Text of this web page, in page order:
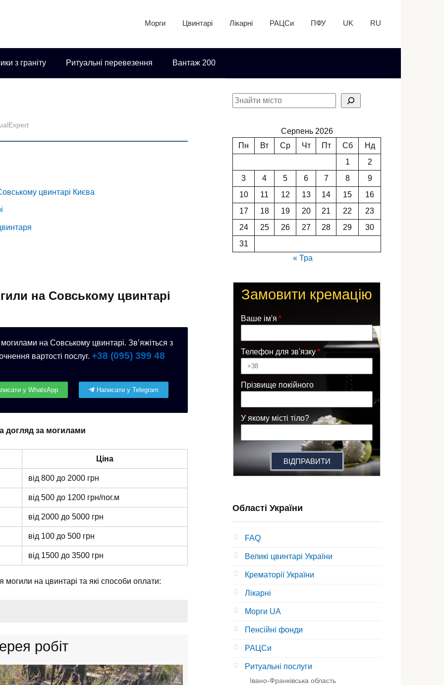
Морги Цвинтарі Лікарні РАЦСи ПФУ UK RU
з граніту Ритуальні перевезення Вантаж 200
цвинтарі Києва
на Совському цвинтарі
на Совському цвинтарі. Зв’яжіться з
вартості послуг. +38 (095) 399 48
у WhatsApp Написати у Telegram
догляд за могилами
Ціна
від 800 до 2000 грн
від 500 до 1200 грн/пог.м
від 2000 до 5000 грн
від 100 до 500 грн
від 1500 до 3500 грн
на цвинтарі та які способи оплати:
Moneygram або Ria;
робіт
Серпень 2026
Пн
Вт Ср Чт Пт Сб
Нд
1
2
3
4 5 6 7 8
9
10
11 12 13 14 15
16
17
18 19 20 21 22
23
24
25 26 27 28 29
30
31
« Тра
Замовити кремацію
Ваше ім'я
Телефон для зв'язку
Прізвище покійного
У якому місті тіло?
ВІДПРАВИТИ
Області України
FAQ
Великі цвинтарі України
Крематорії України
Лікарні
Морги UA
Пенсійні фонди
РАЦСи
Ритуальні послуги
Івано-Франківська область